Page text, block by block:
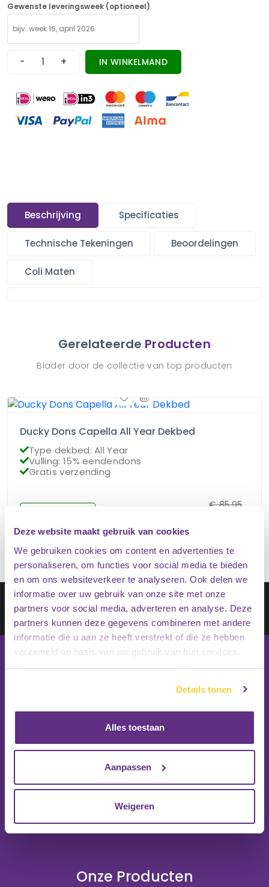
Deze website maakt gebruik van cookies
We gebruiken cookies om content en advertenties te
personaliseren, om functies voor social media te bieden
en om ons websiteverkeer te analyseren. Ook delen we
informatie over uw gebruik van onze site met onze
partners voor social media, adverteren en analyse. Deze
partners kunnen deze gegevens combineren met andere
informatie die u aan ze heeft verstrekt of die ze hebben
verzameld op basis van uw gebruik van hun services.
Details tonen
Alles toestaan
Aanpassen
Weigeren
Gewenste leveringsweek (optioneel)
- + IN WINKELMAND
Beschrijving Specificaties
Technische Tekeningen Beoordelingen
Coli Maten
Gerelateerde Producten
Blader door de collectie van top producten
Ducky Dons Capella All Year Dekbed
Type dekbed: All Year
Vulling: 15% eendendons
Gratis verzending
€85.95
Schrijf je in op onze nieuwsbrief
Inschrijven
Onze Producten